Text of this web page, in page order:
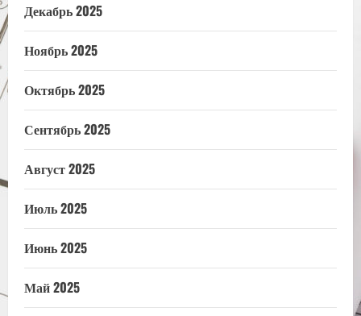
Декабрь 2025
Ноябрь 2025
Октябрь 2025
Сентябрь 2025
Август 2025
Июль 2025
Июнь 2025
Май 2025